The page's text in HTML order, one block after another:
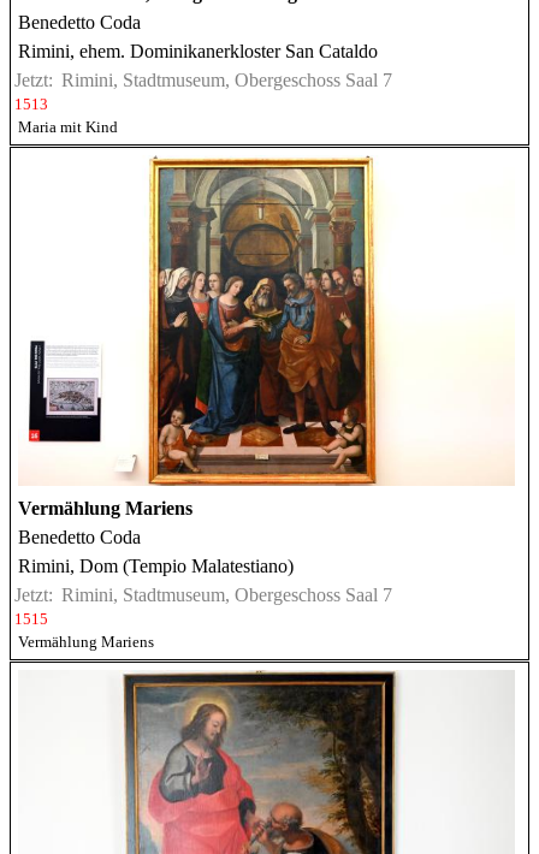
Benedetto Coda
Rimini, ehem. Dominikanerkloster San Cataldo
Jetzt: Rimini, Stadtmuseum, Obergeschoss Saal 7
1513
Maria mit Kind
Vermählung Mariens
Benedetto Coda
Rimini, Dom (Tempio Malatestiano)
Jetzt: Rimini, Stadtmuseum, Obergeschoss Saal 7
1515
Vermählung Mariens